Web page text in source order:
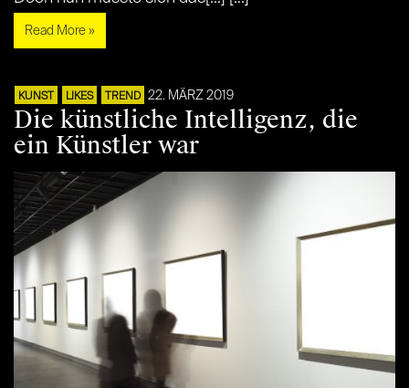
Read More »
KUNST LIKES TREND 22. MÄRZ 2019
Die künstliche Intelligenz, die
ein Künstler war